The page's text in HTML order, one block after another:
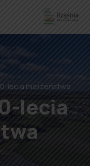
lecia małżeństwa
lecia